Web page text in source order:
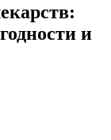
и